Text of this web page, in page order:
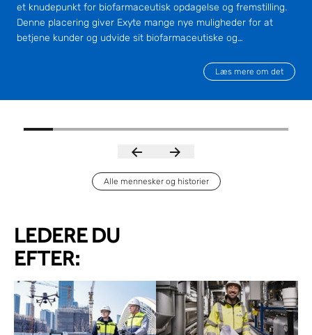
et knudepunkt for biofarmaceutisk opdagelse og fremstilling.
Denne placering giver Exyte mange nye muligheder for at
betjene kunder og udvide sit biofarmaceutiske og
Læs mere om det
Alle mennesker og historier
LEDERE DU
EFTER: